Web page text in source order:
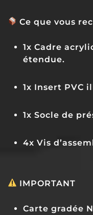
Ce que vous
1x Cadre
étendue.
1x Insert PVC
1x Socle de
4x Vis
IMPORTANT
Carte gradée